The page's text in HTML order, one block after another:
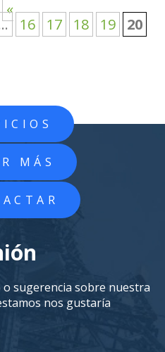
«
16 17 18 19 20
MÁS
sugerencia sobre nuestra
nos gustaría